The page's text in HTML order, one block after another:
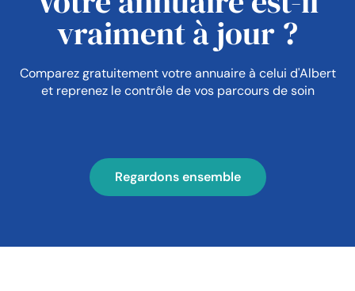
vraiment à jour ?
Comparez gratuitement votre annuaire à celui d'Albert
et reprenez le contrôle de vos parcours de soin
Regardons ensemble